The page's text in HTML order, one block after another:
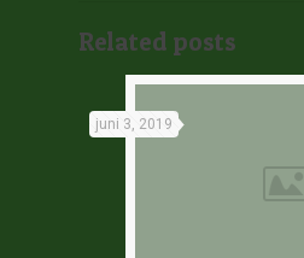
Related posts
juni 3, 2019